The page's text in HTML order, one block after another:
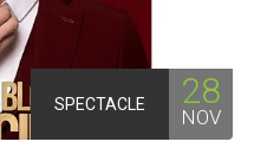
SPECTACLE 28
NOV